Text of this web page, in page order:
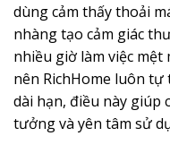
dùng cảm thấy thoải
nhàng tạo cảm giác
nhiều giờ làm việc
nên RichHome luôn
dài hạn, điều này giúp
tưởng và yên tâm sử